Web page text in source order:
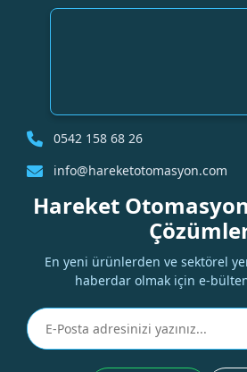
0542 158 68 26
info@hareketotomasyon.com
Hareket
En yeni ürünlerden ve sektörel
haberdar olmak için e-